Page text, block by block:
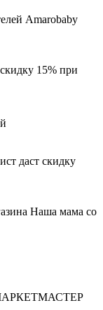
Amarobaby
15% при
даст скидку
Наша мама со
МАРКЕТМАСТЕР